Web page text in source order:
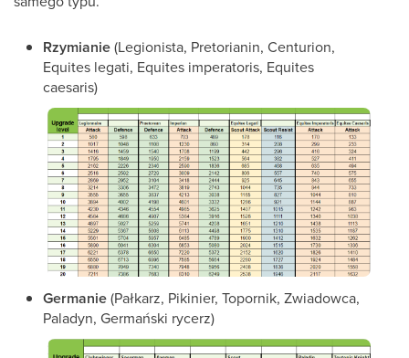
Rzymianie(Legionista, Pretorianin, Centurion,
Equites legati, Equites imperatoris, Equites
caesaris)
Germanie(Pałkarz, Pikinier, Topornik, Zwiadowca,
Paladyn, Germański rycerz)